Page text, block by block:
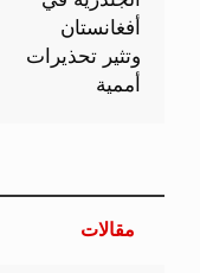
مقالات